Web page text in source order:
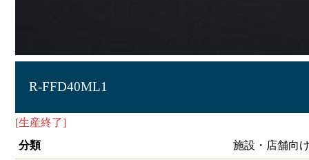
R-FFD40ML1
[生産終了]
分類
施設・店舗向